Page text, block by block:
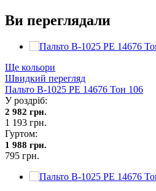
Ви переглядали
Ще кольори
Швидкий перегляд
Пальто В-1025 PE 14676 Тон 106
У роздріб:
2 982 грн.
1 193 грн.
Гуртом:
1 988 грн.
795 грн.